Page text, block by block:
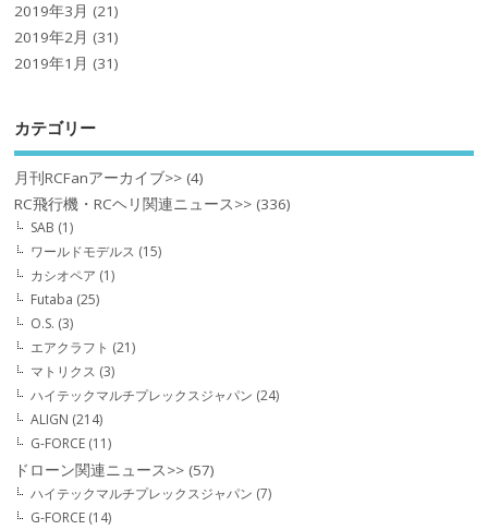
2019年3月 (21)
2019年2月 (31)
2019年1月 (31)
カテゴリー
月刊RCFanアーカイブ>> (4)
RC飛行機・RCヘリ関連ニュース>> (336)
SAB (1)
ワールドモデルス (15)
カシオペア (1)
Futaba (25)
O.S. (3)
エアクラフト (21)
マトリクス (3)
ハイテックマルチプレックスジャパン (24)
ALIGN (214)
G-FORCE (11)
ドローン関連ニュース>> (57)
ハイテックマルチプレックスジャパン (7)
G-FORCE (14)